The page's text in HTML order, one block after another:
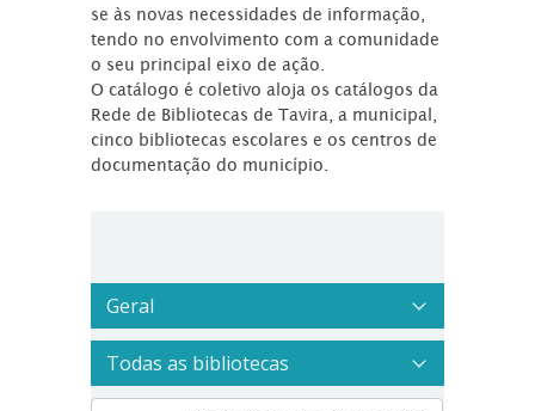
se às novas necessidades de informação,
tendo no envolvimento com a comunidade
o seu principal eixo de ação.
O catálogo é coletivo aloja os catálogos da
Rede de Bibliotecas de Tavira, a municipal,
cinco bibliotecas escolares e os centros de
documentação do município.